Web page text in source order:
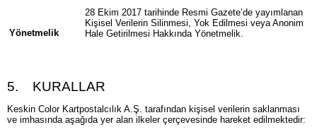
Yönetmelik
28 Ekim 2017 tarihinde Resmi Gazete’de yayımlanan
Kişisel Verilerin Silinmesi, Yok Edilmesi veya Anonim
Hale Getirilmesi Hakkında Yönetmelik.
5. KURALLAR
Keskin Color Kartpostalcılık A.Ş. tarafından kişisel verilerin saklanması
ve imhasında aşağıda yer alan ilkeler çerçevesinde hareket edilmektedir: